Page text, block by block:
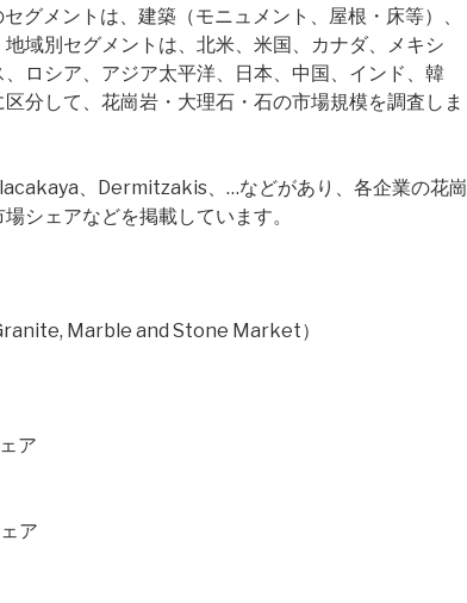
グメントは、建築（モニュメント、屋根・床等）、
域別セグメントは、北米、米国、カナダ、メキシ
ロシア、アジア太平洋、日本、中国、インド、韓
分して、花崗岩・大理石・石の市場規模を調査しま
、Dermitzakis、…などがあり、各企業の花崗
シェアなどを掲載しています。
Marble and Stone Market）
ア
ア